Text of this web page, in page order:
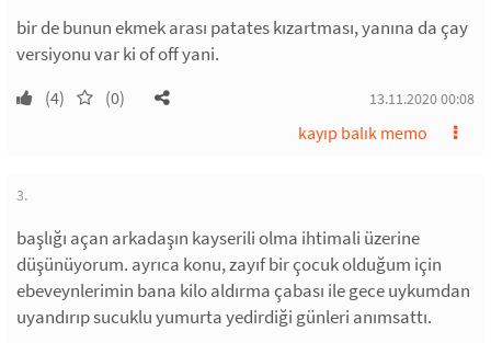
bir de bunun ekmek arası patates kızartması, yanına da çay
versiyonu var ki of off yani.
(4) (0) 13.11.2020 00:08
kayıp balık memo
3.
başlığı açan arkadaşın kayserili olma ihtimali üzerine
düşünüyorum. ayrıca konu, zayıf bir çocuk olduğum için
ebeveynlerimin bana kilo aldırma çabası ile gece uykumdan
uyandırıp sucuklu yumurta yedirdiği günleri anımsattı.